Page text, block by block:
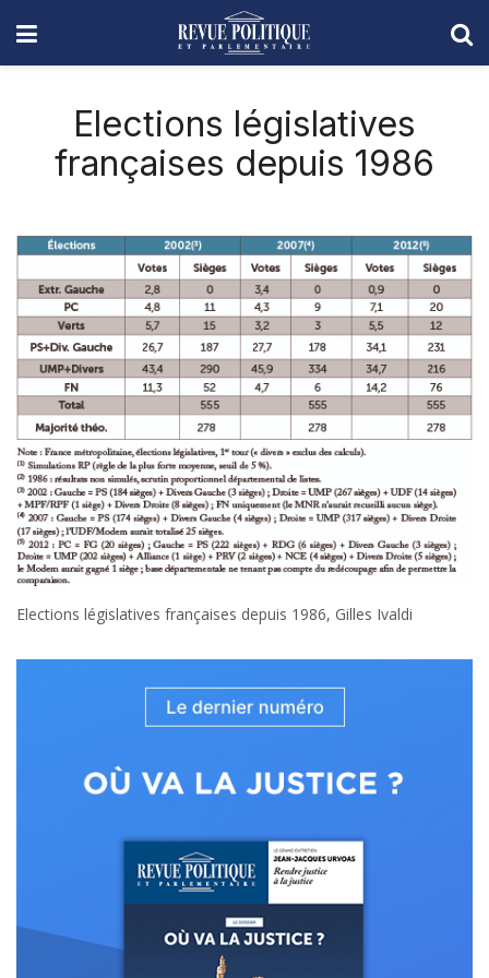
Elections législatives
françaises depuis 1986
Elections législatives françaises depuis 1986, Gilles Ivaldi